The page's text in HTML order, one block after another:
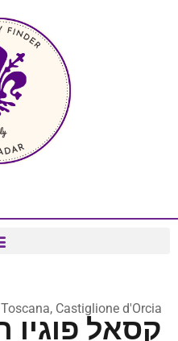
Toscana, Castiglione d'Orcia